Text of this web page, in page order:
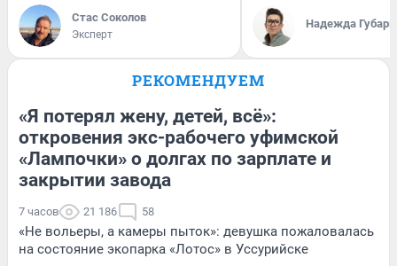
Стас Соколов
Эксперт
Надежда Губарь
РЕКОМЕНДУЕМ
«Я потерял жену, детей, всё»:
откровения экс-рабочего уфимской
«Лампочки» о долгах по зарплате и
закрытии завода
7 часов 21 186 58
«Не вольеры, а камеры пыток»: девушка пожаловалась
на состояние экопарка «Лотос» в Уссурийске